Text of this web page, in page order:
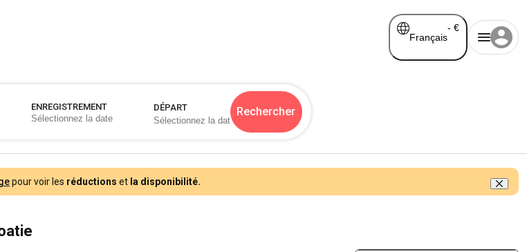
Français
- €
ENREGISTREMENT DÉPART Rechercher
pour voir les réductions et la disponibilité.